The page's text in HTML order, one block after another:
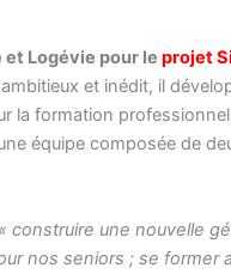
et Logévie pour leprojet
et inédit, il
la formation
équipe composée de
« construire une nouvelle
nos seniors ; se former